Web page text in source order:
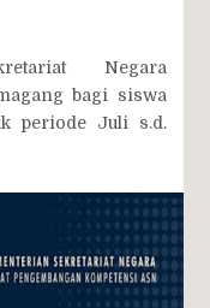
Negara
bagi siswa
periode Juli s.d.